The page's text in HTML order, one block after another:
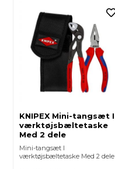
KNIPEX Mini-tangsæt I
værktøjsbæltetaske
Med 2 dele
Mini-tangsæt I
værktøjsbæltetaske Med 2 dele